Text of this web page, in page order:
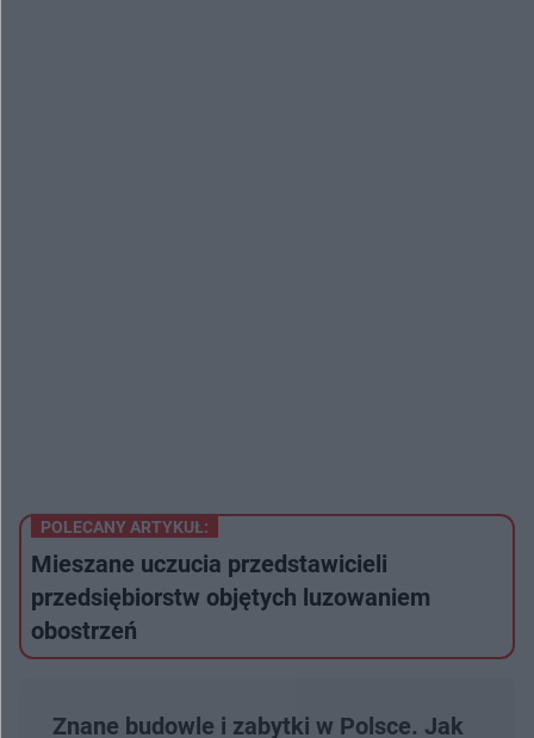
POLECANY ARTYKUŁ:
Mieszane uczucia przedstawicieli
przedsiębiorstw objętych luzowaniem
obostrzeń
Znane budowle i zabytki w Polsce. Jak